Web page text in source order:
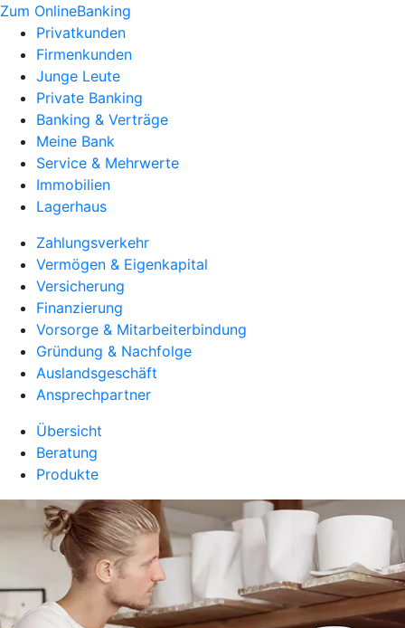
Zum OnlineBanking
Privatkunden
Firmenkunden
Junge Leute
Private Banking
Banking & Verträge
Meine Bank
Service & Mehrwerte
Immobilien
Lagerhaus
Zahlungsverkehr
Vermögen & Eigenkapital
Versicherung
Finanzierung
Vorsorge & Mitarbeiterbindung
Gründung & Nachfolge
Auslandsgeschäft
Ansprechpartner
Übersicht
Beratung
Produkte